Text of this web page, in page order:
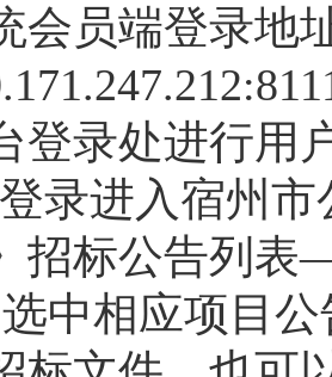
会员端登录地
登录处进行用
录进入宿州
招标公告列表
中相应项目